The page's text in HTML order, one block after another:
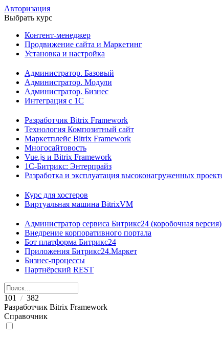
Авторизация
Выбрать курс
Контент-менеджер
Продвижение сайта и Маркетинг
Установка и настройка
Администратор. Базовый
Администратор. Модули
Администратор. Бизнес
Интеграция с 1С
Разработчик Bitrix Framework
Технология Композитный сайт
Маркетплейс Bitrix Framework
Многосайтовость
Vue.js и Bitrix Framework
1С-Битрикс: Энтерпрайз
Разработка и эксплуатация высоконагруженных
Курс для хостеров
Виртуальная машина BitrixVM
Администратор сервиса Битрикс24 (коробочная версия)
Внедрение корпоративного портала
Бот платформа Битрикс24
Приложения Битрикс24.Маркет
Бизнес-процессы
Партнёрский REST
101 / 382
Разработчик Bitrix Framework
Справочник